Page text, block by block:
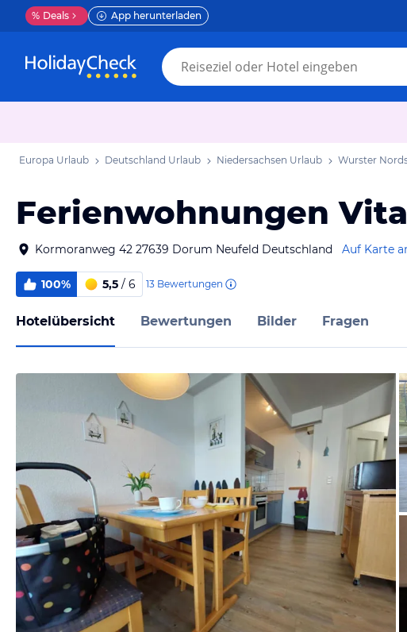
% Deals App herunterladen
Europa Urlaub Deutschland Urlaub Niedersachsen Urlaub Wurster
Ferienwohnungen
Kormoranweg 42 27639 Dorum Neufeld Deutschland Auf Karte
100% 5,5 / 6 13 Bewertungen
Hotelübersicht Bewertungen Bilder Fragen